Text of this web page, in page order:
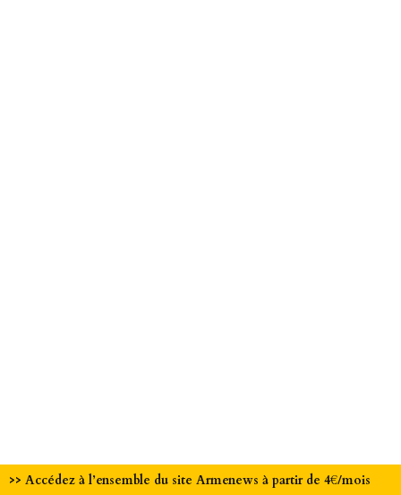
>> Accédez à l’ensemble du site Armenews à partir de 4€/mois